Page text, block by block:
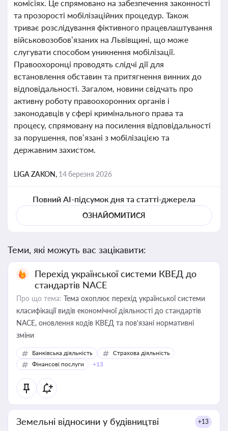
комісіях. Це спрямовано на забезпечення законності
та прозорості мобілізаційних процедур. Також
триває розслідування фіктивного працевлаштування
військовозобов’язаних на Львівщині, що може
слугувати способом уникнення мобілізації.
Правоохоронці проводять слідчі дії для
встановлення обставин та притягнення винних до
відповідальності. Загалом, новини свідчать про
активну роботу правоохоронних органів і
законодавців у сфері кримінального права та
процесу, спрямовану на посилення відповідальності
за порушення, пов’язані з мобілізацією та
державним захистом.
LIGA ZAKON, 14 березня 2026
Повний AI-підсумок дня та статті-джерела
ОЗНАЙОМИТИСЯ
Теми, які можуть вас зацікавити:
Перехід української системи КВЕД до
стандартів NACE
Про що тема: Тема охоплює перехід української системи
класифікації видів економічної діяльності до стандартів
NACE, оновлення кодів КВЕД та пов'язані нормативні
зміни
Банківська діяльність
Страхова діяльність
Фінансові послуги
+13
Земельні відносини у будівництві +13